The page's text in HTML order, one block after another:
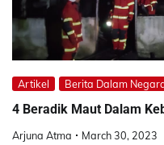
Artikel Berita Dalam
4 Beradik Maut Dalam
Arjuna Atma March 30, 2023